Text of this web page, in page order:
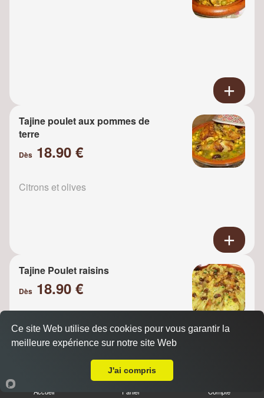
Tajine poulet aux pommes de
terre
Dès 18.90 €
Citrons et olives
Tajine Poulet raisins
Dès 18.90 €
Oignons
Accueil Panier Compte
Ce site Web utilise des cookies pour vous garantir la
meilleure expérience sur notre site Web
J'ai compris